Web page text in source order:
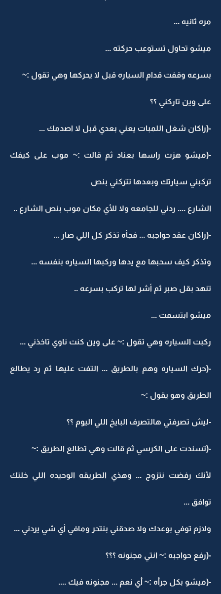
مره ثانيه ...
ميشو تحاول تستوعب حركته ...
بسرعه وقفت قدام السياره قبل لا يحركها وهي تقول :~
على وين تاركني ؟؟
-(راكان شغل اللمبات يعني بعدي قبل لا اصدمك ...
-(ميشو هزت راسها بعناد ثم قالت :~ موب على كيفك
تركبني سيارتك وبعدها تتركني بنص
الشارع .... ردني للجامعه ولا للأي مكان موب بنص الشارع ..
-(راكان عقد حواجبه ... فجأه تذكر كل اللي صار ...
وتذكر كيف سحبها مع يدها وركبها السياره بنفسه ...
تنهد بقل صبر ثم أشر لها تركب بسرعه ..
ميشو ابتسمت ...
ركبت السياره وهي تقول :~ على وين كنت ناوي تاخذني ...
-(حرك السياره وهم بالطريق ... التفت عليها ثم رد يطالع
الطريق وهو يقول :~
-ليش تصرفتي هالتصرف البايخ اللي اليوم ؟؟
-(تسندت على الكرسي ثم قالت وهي تطالع الطريق :~
لأنك رفضت نتزوج ... وهذي الطريقه الوحيده اللي خلتك
توافق ...
ولازم توفي بوعدك ولا صدقني بنتحر ومافي أي شي يردني ...
-(رفع حواجبه :~ انتي مجنونه ؟؟؟
-(ميشو بكل جرأه :~ أي نعم ... مجنونه فيك ....